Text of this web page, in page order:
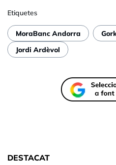
Etiquetes
MoraBanc Andorra
Jordi Ardèvol
DESTACAT